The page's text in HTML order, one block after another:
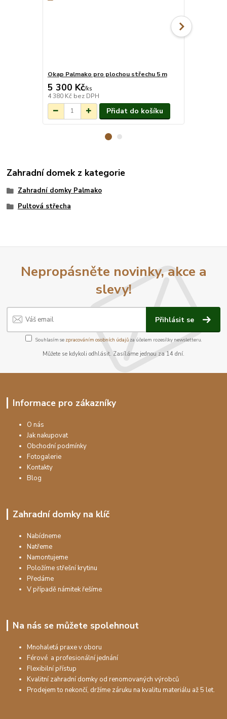
Okap Palmako pro plochou střechu 5 m
5 300 Kč/ks
4 380 Kč bez DPH
Přidat do košíku
Zahradní domek z kategorie
Zahradní domky Palmako
Pultová střecha
Nepropásněte novinky, akce a
slevy!
Přihlásit se
Souhlasím se zpracováním osobních údajůza účelem rozesílky newsletteru.
Můžete se kdykoli odhlásit. Zasíláme jednou za 14 dní.
Informace pro zákazníky
O nás
Jak nakupovat
Obchodní podmínky
Fotogalerie
Kontakty
Blog
Zahradní domky na klíč
Nabídneme
Natřeme
Namontujeme
Položíme střešní krytinu
Předáme
V případě námitek řešíme
Na nás se můžete spolehnout
Mnohaletá praxe v oboru
Férové a profesionální jednání
Flexibilní přístup
Kvalitní zahradní domky od renomovaných výrobců
Prodejem to nekončí, držíme záruku na kvalitu materiálu až 5 let.